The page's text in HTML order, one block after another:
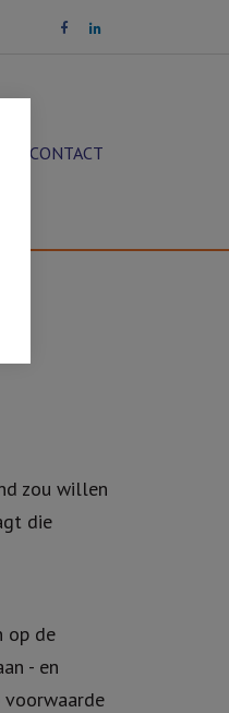
CONTACT
zou willen
die
op de
- en